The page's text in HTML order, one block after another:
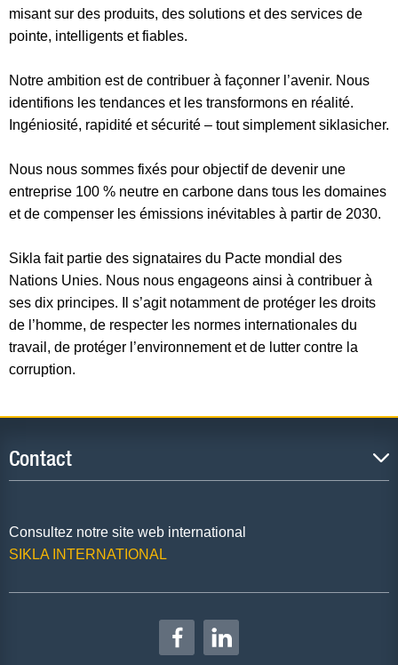
misant sur des produits, des solutions et des services de
pointe, intelligents et fiables.
Notre ambition est de contribuer à façonner l’avenir. Nous
identifions les tendances et les transformons en réalité.
Ingéniosité, rapidité et sécurité – tout simplement siklasicher.
Nous nous sommes fixés pour objectif de devenir une
entreprise 100 % neutre en carbone dans tous les domaines
et de compenser les émissions inévitables à partir de 2030.
Sikla fait partie des signataires du Pacte mondial des
Nations Unies. Nous nous engageons ainsi à contribuer à
ses dix principes. Il s’agit notamment de protéger les droits
de l’homme, de respecter les normes internationales du
travail, de protéger l’environnement et de lutter contre la
corruption.
Contact
Consultez notre site web international
SIKLA INTERNATIONAL